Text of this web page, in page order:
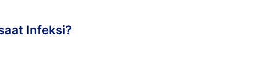
Infeksi?